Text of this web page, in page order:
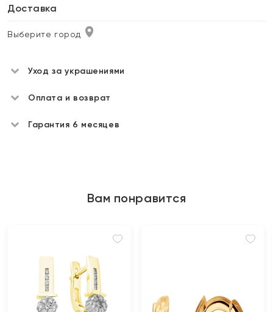
Доставка
Выберите город
Уход за украшениями
Оплата и возврат
Гарантия 6 месяцев
Вам понравится